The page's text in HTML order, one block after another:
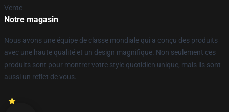
Vente
Notre magasin
Nous avons une équipe de classe mondiale qui a conçu des produits
avec une haute qualité et un design magnifique. Non seulement ces
produits sont pour montrer votre style quotidien unique, mais ils sont
aussi un reflet de vous.